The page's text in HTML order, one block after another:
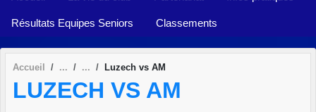
Résultats Equipes Seniors Classements
Accueil Luzech vs AM
LUZECH VS AM